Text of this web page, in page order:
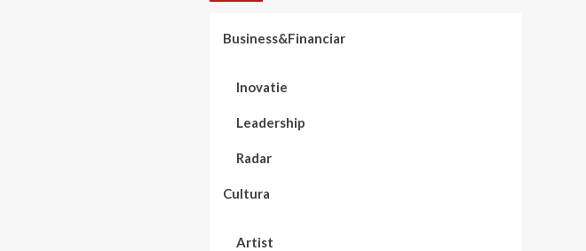
Business&Financiar
Inovatie
Leadership
Radar
Cultura
Artist